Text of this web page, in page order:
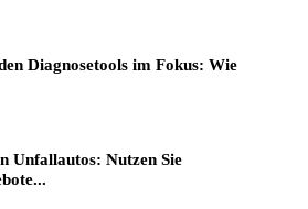
Diagnosetools im Fokus: Wie
Unfallautos: Nutzen Sie